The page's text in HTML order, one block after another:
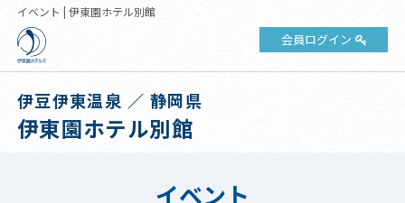
イベント | 伊東園ホテル別館
会員ログイン
伊豆伊東温泉 ／ 静岡県
伊東園ホテル別館
イベント